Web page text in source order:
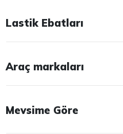
Lastik Ebatları
Araç markaları
Mevsime Göre